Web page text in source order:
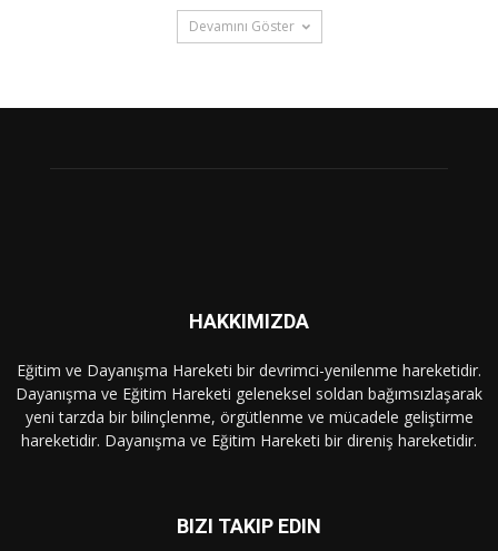
Devamını Göster
HAKKIMIZDA
Eğitim ve Dayanışma Hareketi bir devrimci-yenilenme hareketidir.
Dayanışma ve Eğitim Hareketi geleneksel soldan bağımsızlaşarak
yeni tarzda bir bilinçlenme, örgütlenme ve mücadele geliştirme
hareketidir. Dayanışma ve Eğitim Hareketi bir direniş hareketidir.
BIZI TAKIP EDIN